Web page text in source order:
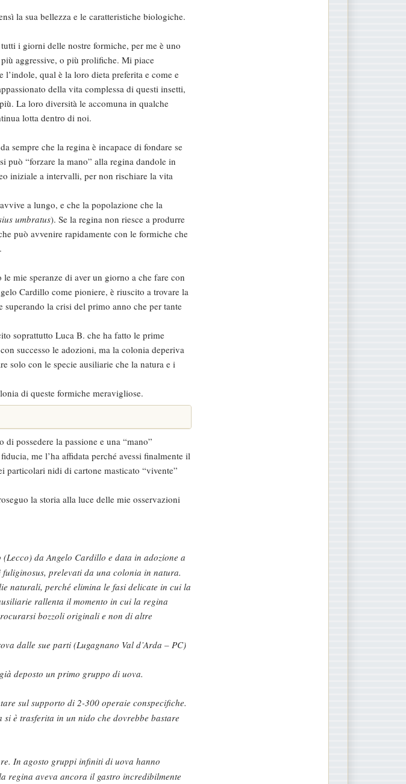
la sua bellezza e le caratteristiche biologiche.
i giorni delle nostre formiche, per me è uno
aggressive, o più prolifiche. Mi piace
l’indole, qual è la loro dieta preferita e come e
della vita complessa di questi insetti,
La loro diversità le accomuna in qualche
lotta dentro di noi.
sempre che la regina è incapace di fondare se
può “forzare la mano” alla regina dandole in
iniziale a intervalli, per non rischiare la vita
a lungo, e che la popolazione che la
umbratus). Se la regina non riesce a produrre
può avvenire rapidamente con le formiche che
mie speranze di aver un giorno a che fare con
Cardillo come pioniere, è riuscito a trovare la
la crisi del primo anno che per tante
soprattutto Luca B. che ha fatto le prime
successo le adozioni, ma la colonia deperiva
solo con le specie ausiliarie che la natura e i
di queste formiche meravigliose.
possedere la passione e una “mano”
me l’ha affidata perché avessi finalmente il
particolari nidi di cartone masticato “vivente”
la storia alla luce delle mie osservazioni
da Angelo Cardillo e data in adozione a
prelevati da una colonia in natura.
naturali, perché elimina le fasi delicate in cui la
rallenta il momento in cui la regina
bozzoli originali e non di altre
dalle sue parti (Lugagnano Val d’Arda – PC)
deposto un primo gruppo di uova.
sul supporto di 2-300 operaie conspecifiche.
è trasferita in un nido che dovrebbe bastare
In agosto gruppi infiniti di uova hanno
regina aveva ancora il gastro incredibilmente